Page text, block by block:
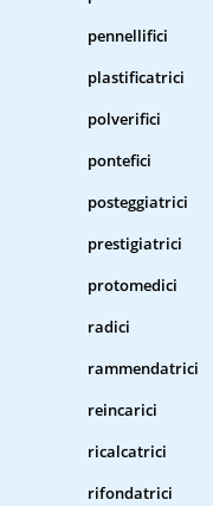
pennellifici
plastificatrici
polverifici
pontefici
posteggiatrici
prestigiatrici
protomedici
radici
rammendatrici
reincarici
ricalcatrici
rifondatrici